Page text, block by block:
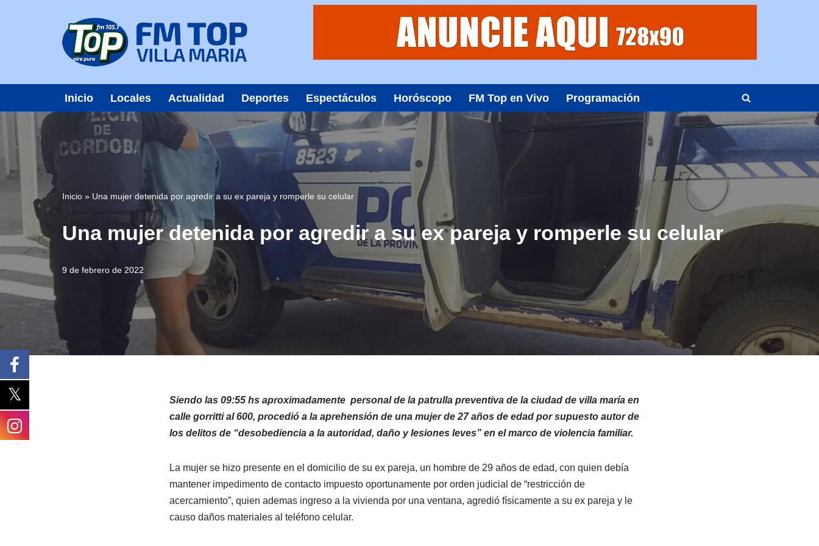
Inicio Locales Actualidad Deportes Espectáculos Horóscopo FM Top en Vivo Programación
Inicio » Una mujer detenida por agredir a su ex pareja y romperle su celular
Una mujer detenida por agredir a su ex pareja y romperle su celular
9 de febrero de 2022
Siendo las 09:55 hs aproximadamente personal de la patrulla preventiva de la ciudad de villa maría en
calle gorritti al 600, procedió a la aprehensión de una mujer de 27 años de edad por supuesto autor de
los delitos de “desobediencia a la autoridad, daño y lesiones leves” en el marco de violencia familiar.
La mujer se hizo presente en el domicilio de su ex pareja, un hombre de 29 años de edad, con quien debía
mantener impedimento de contacto impuesto oportunamente por orden judicial de “restricción de
acercamiento”, quien ademas ingreso a la vivienda por una ventana, agredió físicamente a su ex pareja y le
causo daños materiales al teléfono celular.